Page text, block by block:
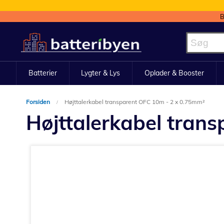
to
Content
Batterier Lygter & Lys Oplader & Booster
Forsiden Højttalerkabel transparent OFC 10m - 2 x 0.75mm²
Højttalerkabel